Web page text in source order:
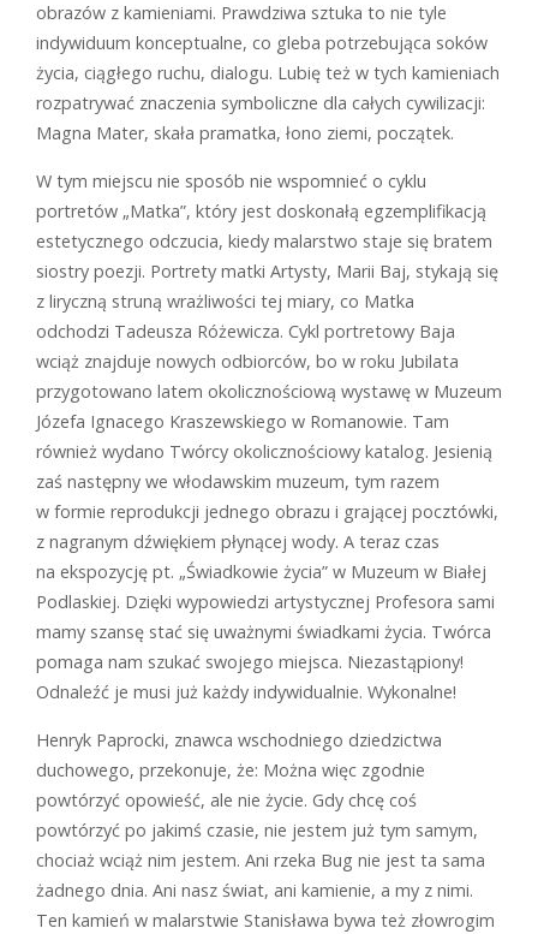
obrazów z kamieniami. Prawdziwa sztuka to nie tyle
indywiduum konceptualne, co gleba potrzebująca soków
życia, ciągłego ruchu, dialogu. Lubię też w tych kamieniach
rozpatrywać znaczenia symboliczne dla całych cywilizacji:
Magna Mater, skała pramatka, łono ziemi, początek.
W tym miejscu nie sposób nie wspomnieć o cyklu
portretów „Matka”, który jest doskonałą egzemplifikacją
estetycznego odczucia, kiedy malarstwo staje się bratem
siostry poezji. Portrety matki Artysty, Marii Baj, stykają się
z liryczną struną wrażliwości tej miary, co Matka
odchodzi Tadeusza Różewicza. Cykl portretowy Baja
wciąż znajduje nowych odbiorców, bo w roku Jubilata
przygotowano latem okolicznościową wystawę w Muzeum
Józefa Ignacego Kraszewskiego w Romanowie. Tam
również wydano Twórcy okolicznościowy katalog. Jesienią
zaś następny we włodawskim muzeum, tym razem
w formie reprodukcji jednego obrazu i grającej pocztówki,
z nagranym dźwiękiem płynącej wody. A teraz czas
na ekspozycję pt. „Świadkowie życia” w Muzeum w Białej
Podlaskiej. Dzięki wypowiedzi artystycznej Profesora sami
mamy szansę stać się uważnymi świadkami życia. Twórca
pomaga nam szukać swojego miejsca. Niezastąpiony!
Odnaleźć je musi już każdy indywidualnie. Wykonalne!
Henryk Paprocki, znawca wschodniego dziedzictwa
duchowego, przekonuje, że: Można więc zgodnie
powtórzyć opowieść, ale nie życie. Gdy chcę coś
powtórzyć po jakimś czasie, nie jestem już tym samym,
chociaż wciąż nim jestem. Ani rzeka Bug nie jest ta sama
żadnego dnia. Ani nasz świat, ani kamienie, a my z nimi.
Ten kamień w malarstwie Stanisława bywa też złowrogim